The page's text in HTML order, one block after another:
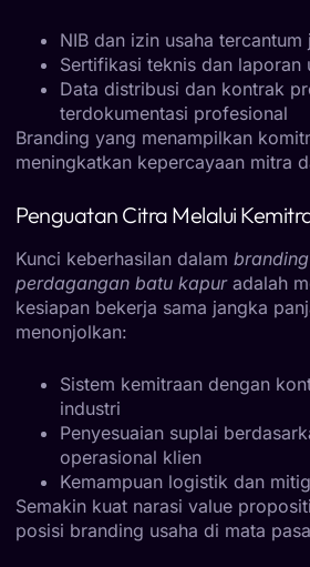
NIB dan izin usaha tercantum
Sertifikasi teknis dan laporan
Data distribusi dan kontrak
terdokumentasi profesional
Branding yang menampilkan
meningkatkan kepercayaan mitra
Penguatan Citra Melalui
Kunci keberhasilan dalam
perdagangan batu kapuradalah
kesiapan bekerja sama jangka
menonjolkan:
Sistem kemitraan dengan
industri
Penyesuaian suplai
operasional klien
Kemampuan logistik dan
Semakin kuat narasi value
posisi branding usaha di mata